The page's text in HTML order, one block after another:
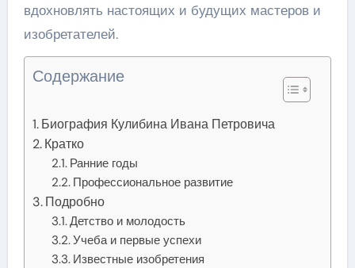
вдохновлять настоящих и будущих мастеров и
изобретателей.
Содержание
Биография Кулибина Ивана Петровича
Кратко
Ранние годы
Профессиональное развитие
Подробно
Детство и молодость
Учеба и первые успехи
Известные изобретения